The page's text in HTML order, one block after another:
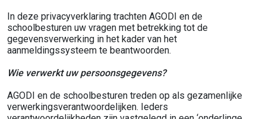
In deze privacyverklaring trachten AGODI en de
schoolbesturen uw vragen met betrekking tot de
gegevensverwerking in het kader van het
aanmeldingssysteem te beantwoorden.
Wie verwerkt uw persoonsgegevens?
AGODI en de schoolbesturen treden op als gezamenlijke
verwerkingsverantwoordelijken. Ieders